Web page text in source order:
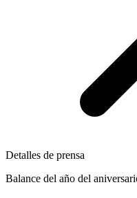
Detalles de prensa
Balance del año del